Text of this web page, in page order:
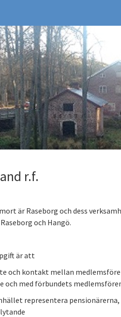
r.f.
är Raseborg och dess
och Hangö.
är att
och kontakt mellan
och med förbundets
representera